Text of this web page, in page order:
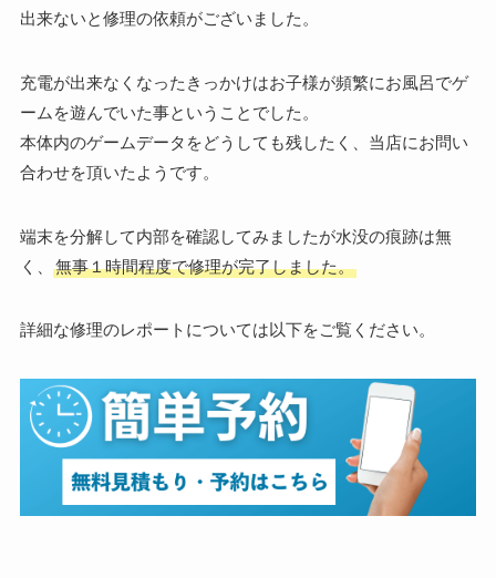
出来ないと修理の依頼がございました。
充電が出来なくなったきっかけはお子様が頻繁にお風呂でゲ
ームを遊んでいた事ということでした。
本体内のゲームデータをどうしても残したく、当店にお問い
合わせを頂いたようです。
端末を分解して内部を確認してみましたが水没の痕跡は無
く、
無事１時間程度で修理が完了しました。
詳細な修理のレポートについては以下をご覧ください。